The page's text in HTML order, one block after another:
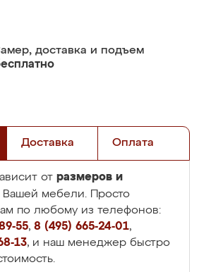
доставка и подъем
Доставка Оплата
от размеров и
Вашей мебели. Просто
по любому из телефонов:
55, 8 (495) 665-24-01,
13, и наш менеджер быстро